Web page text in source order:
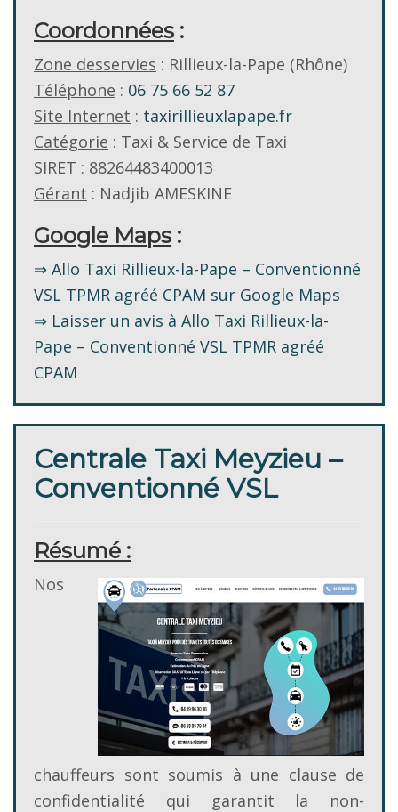
Coordonnées :
Zone desservies : Rillieux-la-Pape (Rhône)
Téléphone : 06 75 66 52 87
Site Internet : taxirillieuxlapape.fr
Catégorie : Taxi & Service de Taxi
SIRET : 88264483400013
Gérant : Nadjib AMESKINE
Google Maps :
⇒ Allo Taxi Rillieux-la-Pape – Conventionné
VSL TPMR agréé CPAM sur Google Maps
⇒ Laisser un avis à Allo Taxi Rillieux-la-
Pape – Conventionné VSL TPMR agréé
CPAM
Centrale Taxi Meyzieu –
Conventionné VSL
Résumé :
Nos
chauffeurs sont soumis à une clause de
confidentialité qui garantit la non-